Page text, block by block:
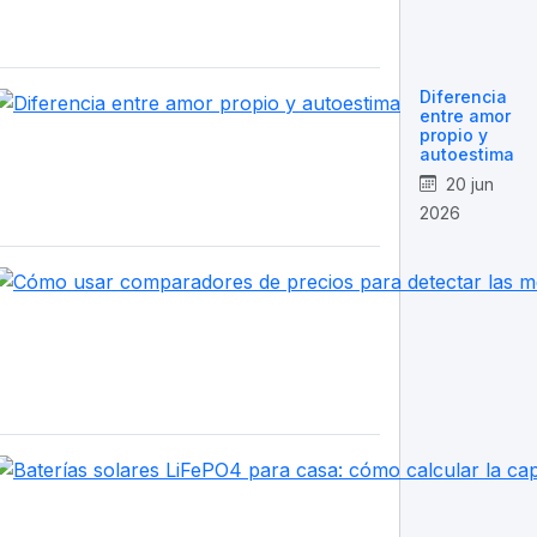
Diferencia
entre amor
propio y
autoestima
20 jun
2026